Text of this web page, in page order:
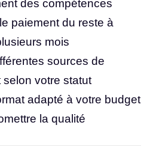
des compétences
paiement du reste à
mois
sources de
votre statut
adapté à votre budget
la qualité